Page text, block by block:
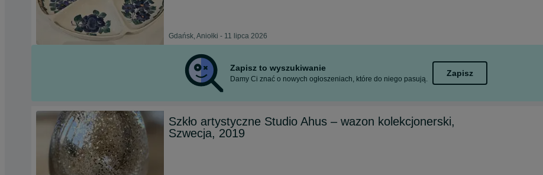
Gdańsk, Aniołki - 11 lipca 2026
Zapisz to wyszukiwanie
Damy Ci znać o nowych ogłoszeniach, które do niego pasują.
Zapisz
Szkło artystyczne Studio Ahus – wazon kolekcjonerski,
Szwecja, 2019